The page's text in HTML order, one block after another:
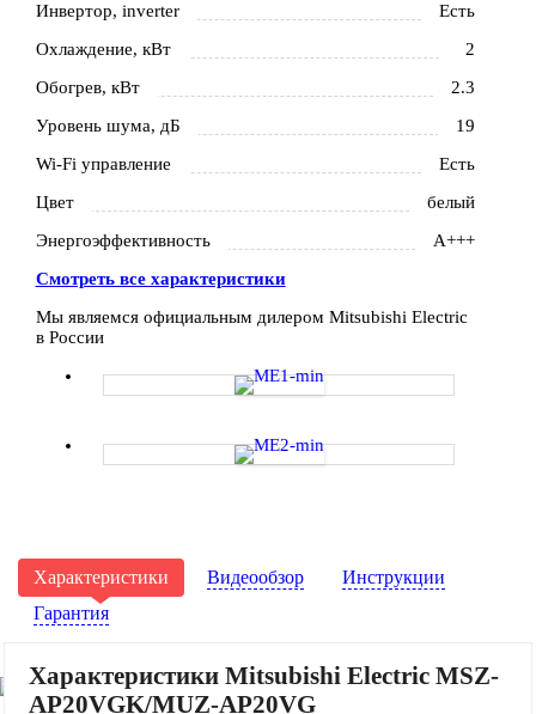
Инвертор, inverter
Есть
Охлаждение, кВт
2
Обогрев, кВт
2.3
Уровень шума, дБ
19
Wi-Fi управление
Есть
Цвет
белый
Энергоэффективность
A+++
Смотреть все характеристики
Мы являемся официальным дилером Mitsubishi Electric
в России
Характеристики Видеообзор
Инструкции
Гарантия
Характеристики Mitsubishi Electric MSZ-
AP20VGK/MUZ-AP20VG